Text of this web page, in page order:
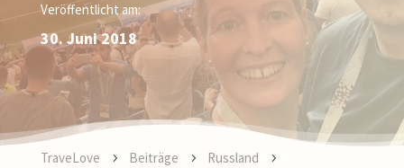
Veröffentlicht am:
30. Juni 2018
TraveLove 5 Beiträge 5 Russland 5